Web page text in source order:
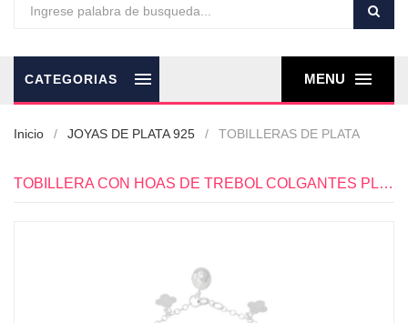
MENU
CATEGORIAS
Inicio JOYAS DE PLATA 925 TOBILLERAS DE PLATA
TOBILLERA CON HOAS DE TREBOL COLGANTES PLATA 925 - PT0160